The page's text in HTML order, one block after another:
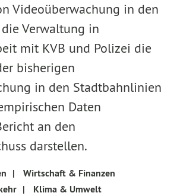
Videoüberwachung in den
Verwaltung in
mit KVB und Polizei die
bisherigen
in den Stadtbahnlinien
Daten
an den
darstellen.
|
Wirtschaft & Finanzen
| Klima & Umwelt